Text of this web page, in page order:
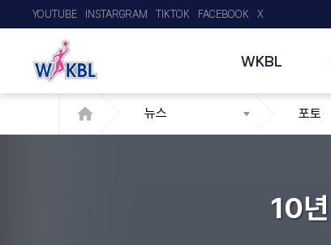
WKBL
YOUTUBE INSTARGRAM TIKTOK FACEBOOK X
뉴스 포토
10